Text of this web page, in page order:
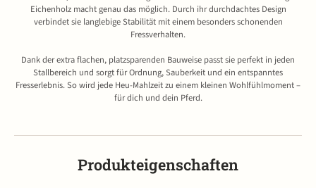
Eichenholz macht genau das möglich. Durch ihr durchdachtes Design
verbindet sie langlebige Stabilität mit einem besonders schonenden
Fressverhalten.
Dank der extra flachen, platzsparenden Bauweise passt sie perfekt in jeden
Stallbereich und sorgt für Ordnung, Sauberkeit und ein entspanntes
Fresserlebnis. So wird jede Heu-Mahlzeit zu einem kleinen Wohlfühlmoment –
für dich und dein Pferd.
Produkteigenschaften